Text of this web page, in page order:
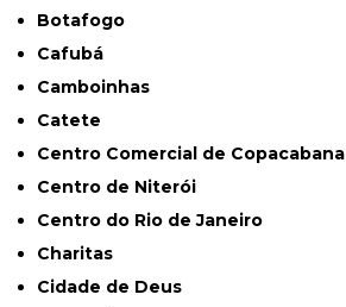
Botafogo
Cafubá
Camboinhas
Catete
Centro Comercial de Copacabana
Centro de Niterói
Centro do Rio de Janeiro
Charitas
Cidade de Deus